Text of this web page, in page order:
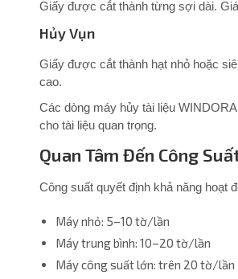
Giấy được cắt thành từng sợi dài.
Hủy Vụn
Giấy được cắt thành hạt nhỏ hoặc
cao.
Các dòng máy hủy tài liệu
cho tài liệu quan trọng.
Quan Tâm Đến Công
Công suất quyết định khả năng hoạt
Máy nhỏ: 5–10 tờ/lần
Máy trung bình: 10–20 tờ/lần
Máy công suất lớn: trên 20 tờ/lần